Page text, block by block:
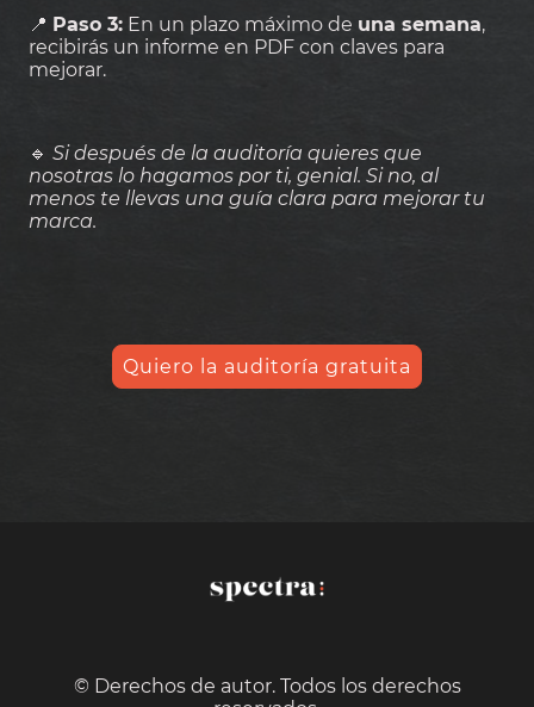
📍 Paso 3: En un plazo máximo de una semana,
recibirás un informe en PDF con claves para
mejorar.
🔹 Si después de la auditoría quieres que
nosotras lo hagamos por ti, genial. Si no, al
menos te llevas una guía clara para mejorar tu
marca.
Quiero la auditoría gratuita
© Derechos de autor. Todos los derechos